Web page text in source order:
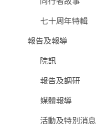
七十周年特輯
報告及報導
院訊
報告及調研
媒體報導
活動及特別消息